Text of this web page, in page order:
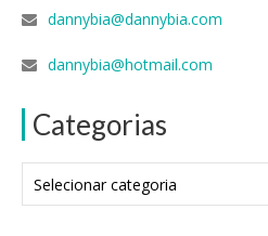
dannybia@dannybia.com
dannybia@hotmail.com
Categorias